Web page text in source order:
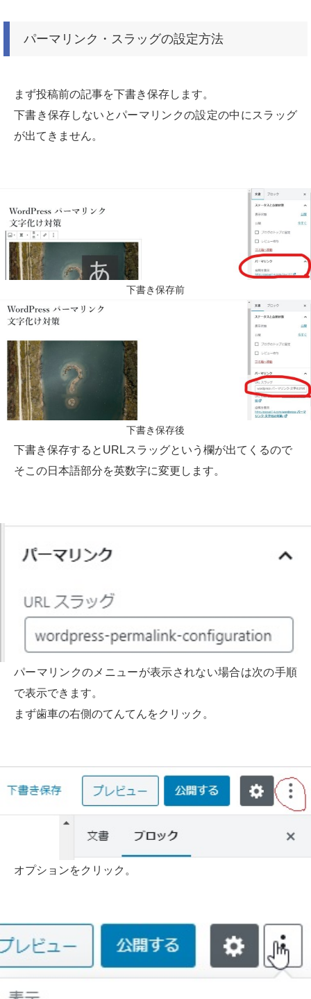
パーマリンク・スラッグの設定方法
まず投稿前の記事を下書き保存します。
下書き保存しないとパーマリンクの設定の中にスラッグ
が出てきません。
下書き保存前
下書き保存後
下書き保存するとURLスラッグという欄が出てくるので
そこの日本語部分を英数字に変更します。
パーマリンクのメニューが表示されない場合は次の手順
で表示できます。
まず歯車の右側のてんてんをクリック。
オプションをクリック。